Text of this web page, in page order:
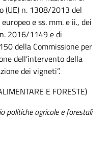
(UE) n. 1308/2013 del
e ss. mm. e ii., dei
2016/1149 e di
della Commissione per
dell’intervento della
dei vigneti”.
E FORESTE)
agricole e forestali